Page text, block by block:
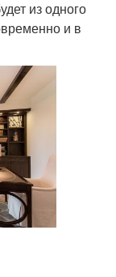
из одного
и в